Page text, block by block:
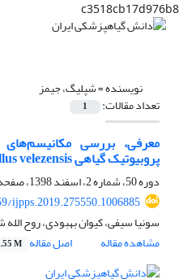
c3518cb17d976b8
نویسنده =شپلیگ، جیمز
تعداد مقالات: 1
معرفی، بررسی
پروبیوتیک گیاهی ‏Bacillus velezensis
دوره 50، شماره 2، اسفند 1398، صفحه
ijpps.2019.275550.1006885
سونیا سیفی، کیوان بهبودی، روح
مشاهده مقاله
اصل مقاله M